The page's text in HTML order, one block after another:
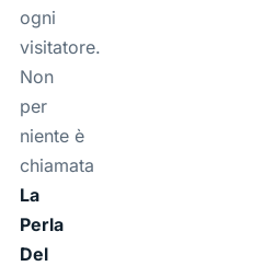
ogni
visitatore.
Non
per
niente è
chiamata
La
Perla
Del